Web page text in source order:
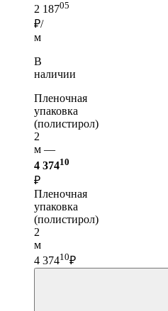
2 18705
₽/
м
В
наличии
Пленочная
упаковка
(полистирол)
2
м —
4 37410
₽
Пленочная
упаковка
(полистирол)
2
м
4 37410₽